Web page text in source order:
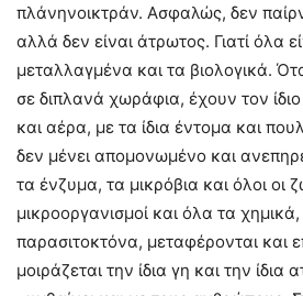
πλάνηνοικτράν. Ασφαλώς, δεν
αλλά δεν είναι άτρωτος. Γιατί όλα
μεταλλαγμένα και τα βιολογικά.
σε διπλανά χωράφια, έχουν τον
και αέρα, με τα ίδια έντομα και
δεν μένει απομονωμένο και
τα ένζυμα, τα μικρόβια και όλοι οι
μικροοργανισμοί και όλα τα
παρασιτοκτόνα, μεταφέρονται και
μοιράζεται την ίδια γη και την ίδια